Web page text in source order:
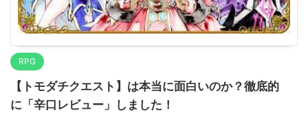
RPG
【トモダチクエスト】は本当に面白いのか？徹底的
に「辛口レビュー」しました！